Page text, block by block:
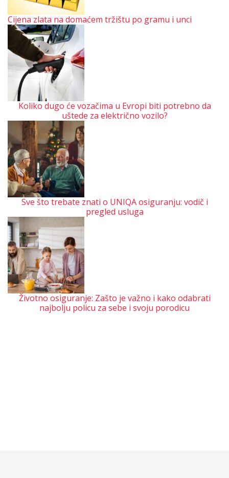
Cijena zlata na domaćem tržištu po gramu i unci
Koliko dugo će vozačima u Evropi biti potrebno da
uštede za električno vozilo?
Sve što trebate znati o UNIQA osiguranju: vodič i
pregled usluga
Životno osiguranje: Zašto je važno i kako odabrati
najbolju policu za sebe i svoju porodicu